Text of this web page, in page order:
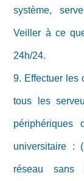
système,
Veiller à ce
24h/24.
9. Effectuer
tous les
universitaire :
réseau